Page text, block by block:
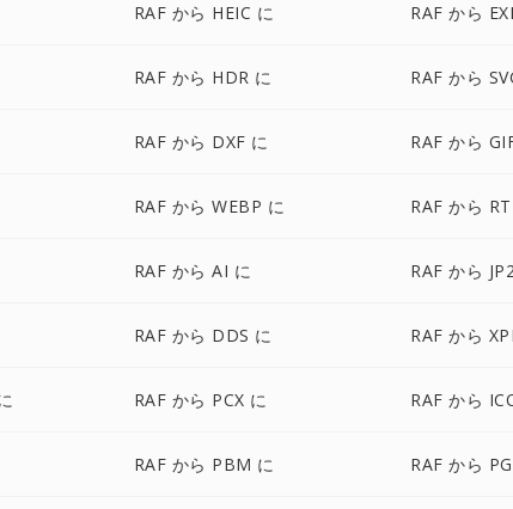
RAF から HEIC に RAF から
RAF から HDR に RAF から
RAF から DXF に RAF から
RAF から WEBP に RAF から
RAF から AI に RAF から
RAF から DDS に RAF から
RAF から PCX に RAF から
RAF から PBM に RAF から